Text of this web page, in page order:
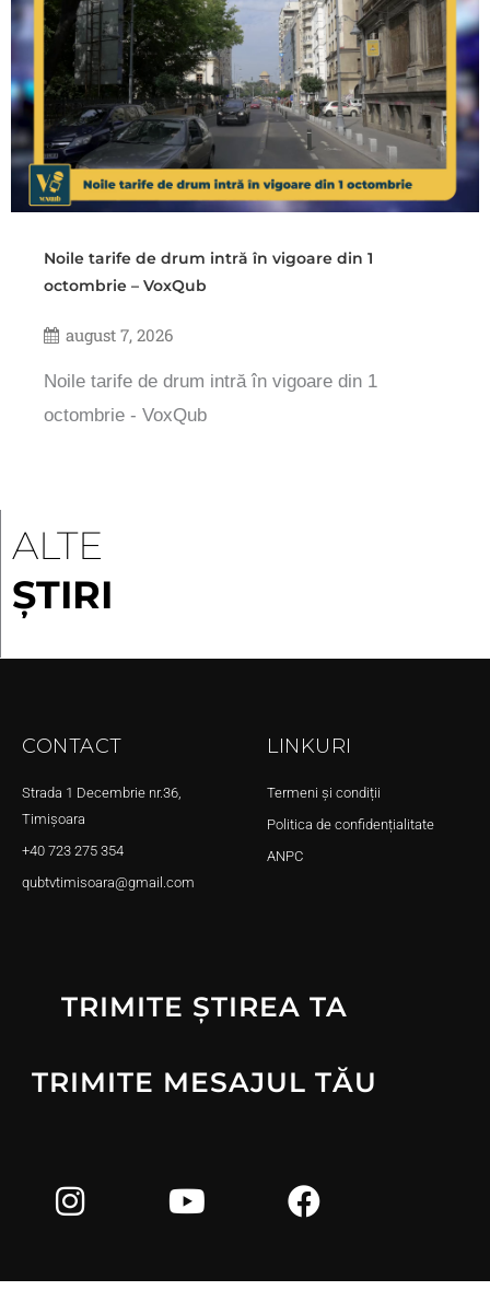
Noile tarife de drum intră în vigoare din 1
octombrie – VoxQub
august 7, 2026
Noile tarife de drum intră în vigoare din 1
octombrie - VoxQub
ALTE
ȘTIRI
CONTACT
Strada 1 Decembrie nr.36,
Timișoara
+40 723 275 354
qubtvtimisoara@gmail.com
LINKURI
Termeni și condiții
Politica de confidențialitate
ANPC
TRIMITE ȘTIREA TA
TRIMITE MESAJUL TĂU